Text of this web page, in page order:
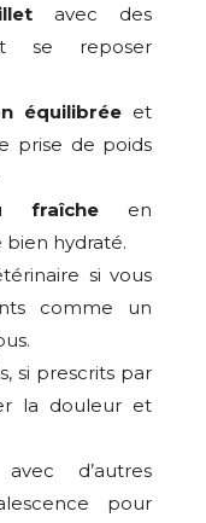
avec des
se reposer
équilibrée et
prise de poids
fraîche en
bien hydraté.
si vous
comme un
si prescrits par
la douleur et
d’autres
pour